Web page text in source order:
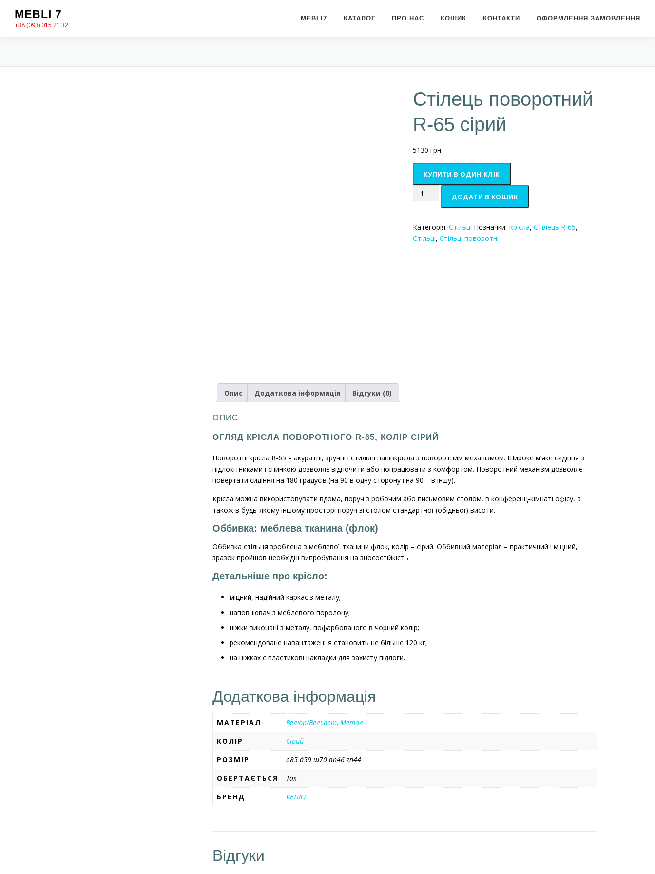
вмісту
MEBLI 7
+38 (093) 015 21 32
MEBLI7 КАТАЛОГ ПРО НАС КОШИК КОНТАКТИ ОФОРМЛЕННЯ ЗАМОВЛЕННЯ
Стілець поворотний
R-65 сірий
5130 грн.
КУПИТИ В ОДИН КЛІК
Стілець
поворотний
65
сірий
ДОДАТИ В КОШИК
Категорія: Стільці Позначки: Крісла, Стілець R-65,
Стільці, Стільці поворотні
Опис Додаткова інформація Відгуки (0)
ОПИС
ОГЛЯД КРІСЛА ПОВОРОТНОГО R-65, КОЛІР СІРИЙ
Поворотні крісла R-65 – акуратні, зручні і стильні напівкрісла з поворотним механізмом. Широке м’яке сидіння з
підлокітниками і спинкою дозволяє відпочити або попрацювати з комфортом. Поворотний механізм дозволяє
повертати сидіння на 180 градусів (на 90 в одну сторону і на 90 – в іншу).
Крісла можна використовувати вдома, поруч з робочим або письмовим столом, в конференц-кімнаті офісу, а
також в будь-якому іншому просторі поруч зі столом стандартної (обідньої) висоти.
Оббивка: меблева тканина (флок)
Оббивка стільця зроблена з меблевої тканини флок, колір – сірий. Оббивний матеріал – практичний і міцний,
зразок пройшов необхідні випробування на зносостійкість.
Детальніше про крісло:
міцний, надійний каркас з металу;
наповнювач з меблевого поролону;
ніжки виконані з металу, пофарбованого в чорний колір;
рекомендоване навантаження становить не більше 120 кг;
на ніжках є пластикові накладки для захисту підлоги.
Додаткова інформація
МАТЕРІАЛ Велюр/Вельвет, Метал
КОЛІР
Сірий
РОЗМІР
в85 д59 ш70 вп46 гп44
ОБЕРТАЄТЬСЯ
Так
БРЕНД
VETRO
Відгуки